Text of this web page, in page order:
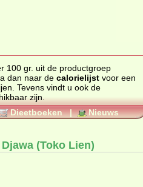
100 gr. uit de productgroep
Ga dan naar de calorielijst voor een
zijn.
Dieetboeken |
Nieuws
(Toko Lien)